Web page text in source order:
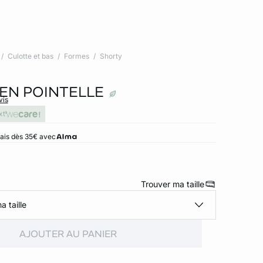
Culotte et bas Formes Shorty
POINTELLE
dès 35€ avec
Trouver ma taille
taille
AJOUTER AU PANIER